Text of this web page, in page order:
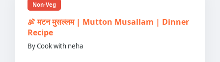
Non-Veg
🍖 मटन मुसल्लम | Mutton Musallam | Dinner
Recipe
By Cook with neha